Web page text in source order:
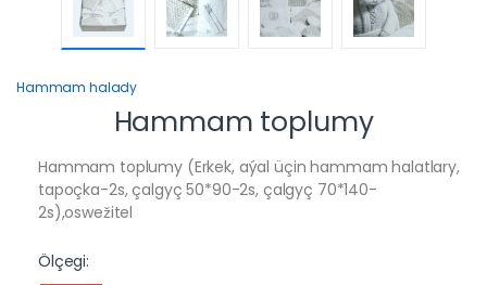
Hammam halady
Hammam toplumy
Hammam toplumy (Erkek, aýal üçin hammam halatlary,
tapoçka-2s, çalgyç 50*90-2s, çalgyç 70*140-
2s),oswežitel
Ölçegi: